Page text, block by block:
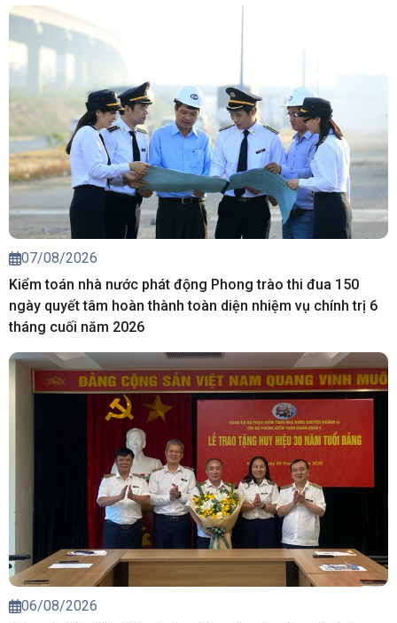
07/08/2026
Kiểm toán nhà nước phát động Phong trào thi đua 150
ngày quyết tâm hoàn thành toàn diện nhiệm vụ chính trị 6
tháng cuối năm 2026
06/08/2026